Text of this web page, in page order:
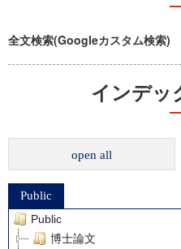
全文検索(Googleカスタム検索)
インデッ
open all
Public
Public
博士論文